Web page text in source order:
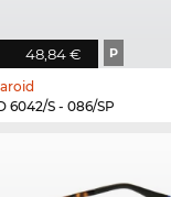
48,84 € P
6042/S - 086/SP